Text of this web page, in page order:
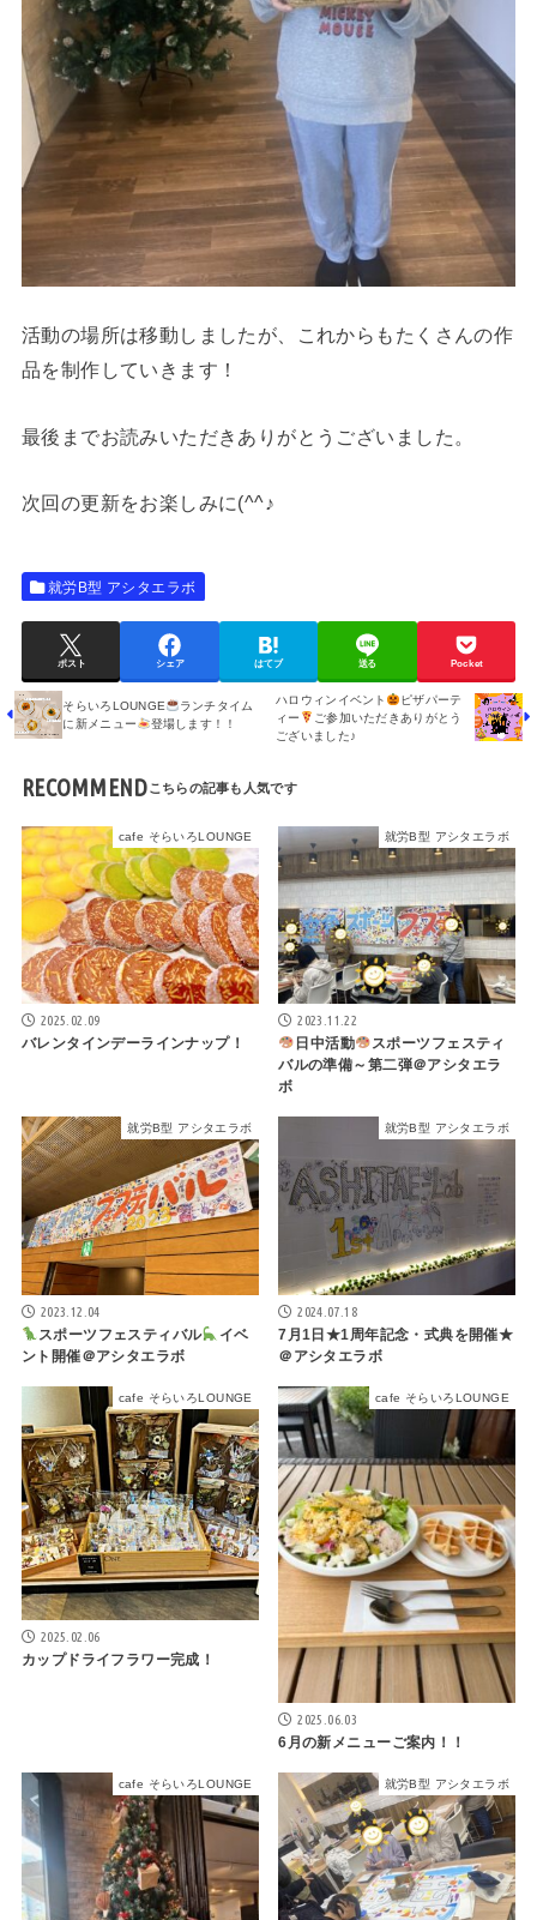
活動の場所は移動しましたが、これからもたくさんの作
品を制作していきます！
最後までお読みいただきありがとうございました。
次回の更新をお楽しみに(^^♪
就労B型 アシタエラボ
ポスト シェア はてブ 送る Pocket
そらいろLOUNGE
ランチタイム
に新メニュー
登場します！！
ハロウィンイベント
ピザパーテ
ィー
ご参加いただきありがとう
ございました♪
RECOMMEND
cafe そらいろLOUNGE
2025.02.09
バレンタインデーラインナップ！
就労B型 アシタエラボ
2023.11.22
日中活動
スポーツフェスティ
バルの準備～第二弾＠アシタエラ
ボ
就労B型 アシタエラボ
2023.12.04
スポーツフェスティバル
イベ
ント開催＠アシタエラボ
就労B型 アシタエラボ
2024.07.18
7月1日★1周年記念・式典を開催★
＠アシタエラボ
cafe そらいろLOUNGE
2025.02.06
カップドライフラワー完成！
cafe そらいろLOUNGE
2025.06.03
6月の新メニューご案内！！
cafe そらいろLOUNGE 就労B型 アシタエラボ